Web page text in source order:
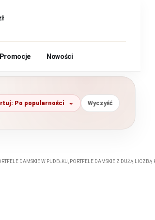
Promocje Nowości
Po popularności Wyczyść
DAMSKIE W PUDEŁKU PORTFELE DAMSKIE Z DUŻĄ LICZBĄ